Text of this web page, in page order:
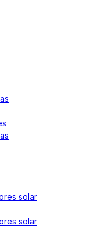
solar
solar